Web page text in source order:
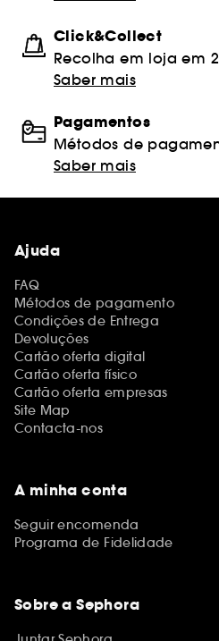
Click&Collect
Recolha em loja em
Saber mais
Pagamentos
Métodos de
Saber mais
Ajuda
FAQ
Métodos de pagamento
Condições de Entrega
Devoluções
Cartão oferta digital
Cartão oferta físico
Cartão oferta empresas
Site Map
Contacta-nos
A minha conta
Seguir encomenda
Programa de Fidelidade
Sobre a Sephora